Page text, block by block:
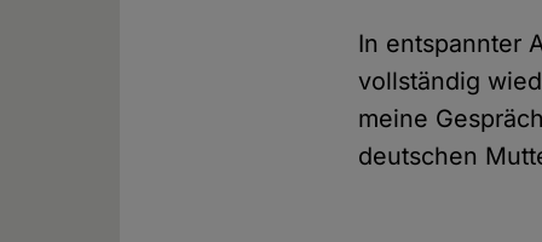
In entspannter
vollständig
meine
deutschen